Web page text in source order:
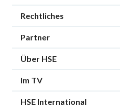
Rechtliches
Partner
Über HSE
Im TV
HSE International